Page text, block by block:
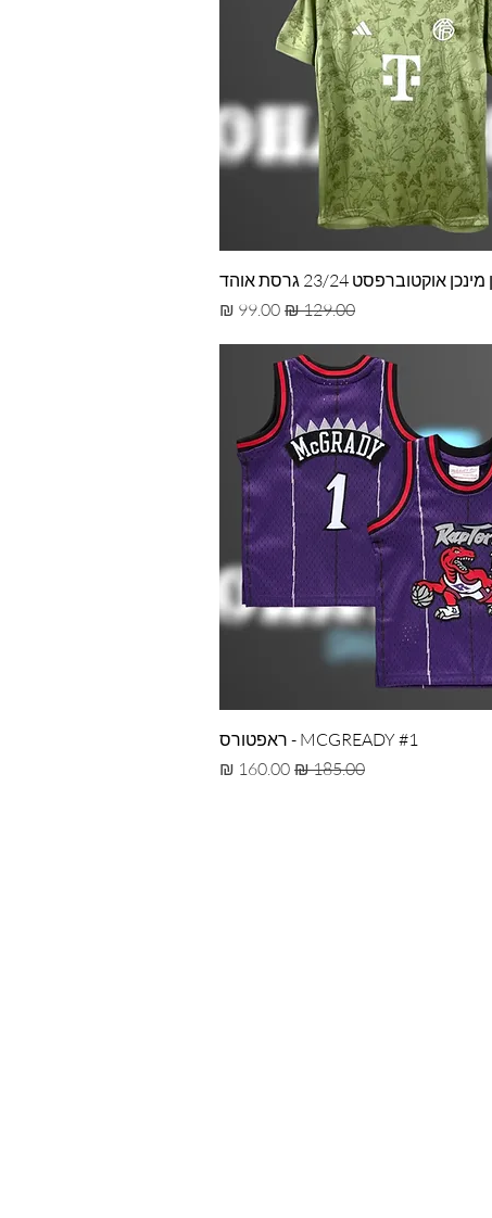
אוקטוברפסט 23/24 גרסת אוהד
מחיר רגיל מחיר מבצע
MCGREADY #1 - ראפטורס
מחיר רגיל מחיר מבצע